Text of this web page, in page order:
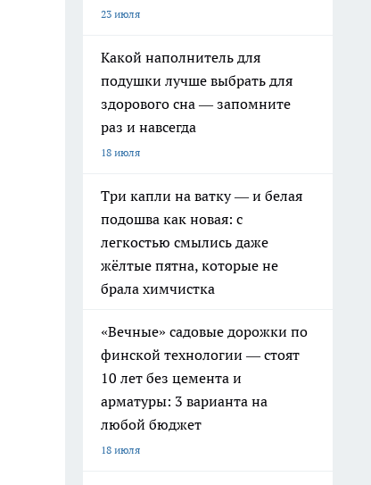
23 июля
Какой наполнитель для
подушки лучше выбрать для
здорового сна — запомните
раз и навсегда
18 июля
Три капли на ватку — и белая
подошва как новая: с
легкостью смылись даже
жёлтые пятна, которые не
брала химчистка
«Вечные» садовые дорожки по
финской технологии — стоят
10 лет без цемента и
арматуры: 3 варианта на
любой бюджет
18 июля